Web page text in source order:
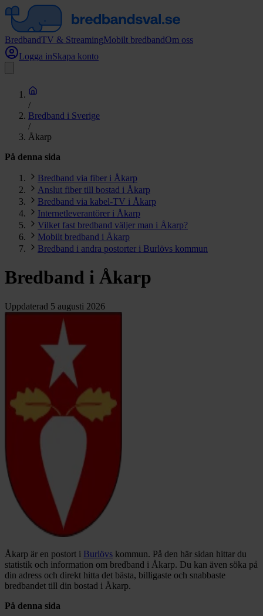
BredbandTV & StreamingMobilt bredbandOm oss
Logga inSkapa konto
/
Bredband i Sverige
/
Åkarp
På denna sida
Bredband via fiber i Åkarp
Anslut fiber till bostad i Åkarp
Bredband via kabel-TV i Åkarp
Internetleverantörer i Åkarp
Vilket fast bredband väljer man i Åkarp?
Mobilt bredband i Åkarp
Bredband i andra postorter i Burlövs kommun
Bredband i Åkarp
Uppdaterad 5 augusti 2026
Åkarp är en postort i Burlövs kommun. På den här sidan hittar du
statistik och information om bredband i Åkarp. Du kan även söka på
din adress och direkt hitta det bästa, billigaste och snabbaste
bredbandet till din bostad i Åkarp.
På denna sida